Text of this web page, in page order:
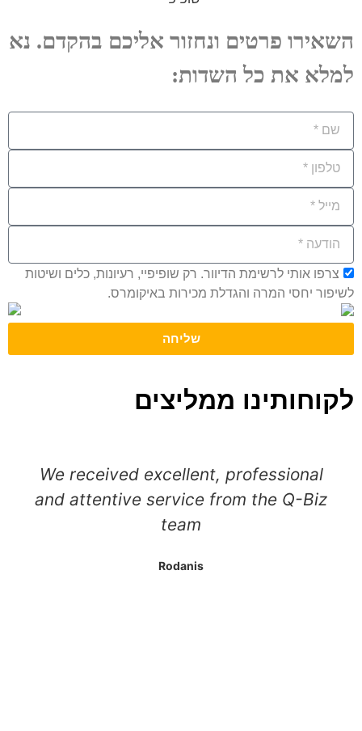
השאירו פרטים ונחזור אליכם בהקדם. נא
למלא את כל השדות:
צרפו אותי לרשימת הדיוור. רק שופיפיי, רעיונות, כלים ושיטות
לשיפור יחסי המרה והגדלת מכירות באיקומרס.
שליחה
לקוחותינו ממליצים
We received excellent, professional
and attentive service from the Q-Biz
team
Rodanis